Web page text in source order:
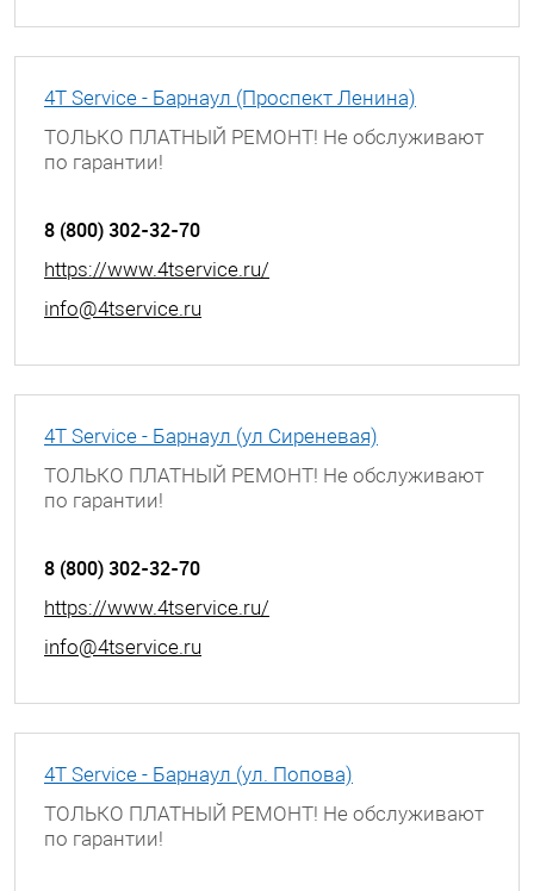
4T Service - Барнаул (Проспект Ленина)
ТОЛЬКО ПЛАТНЫЙ РЕМОНТ! Не обслуживают
по гарантии!
8 (800) 302-32-70
https://www.4tservice.ru/
info@4tservice.ru
4T Service - Барнаул (ул Сиреневая)
ТОЛЬКО ПЛАТНЫЙ РЕМОНТ! Не обслуживают
по гарантии!
8 (800) 302-32-70
https://www.4tservice.ru/
info@4tservice.ru
4T Service - Барнаул (ул. Попова)
ТОЛЬКО ПЛАТНЫЙ РЕМОНТ! Не обслуживают
по гарантии!